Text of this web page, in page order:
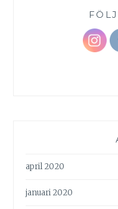
april 2020
januari 2020